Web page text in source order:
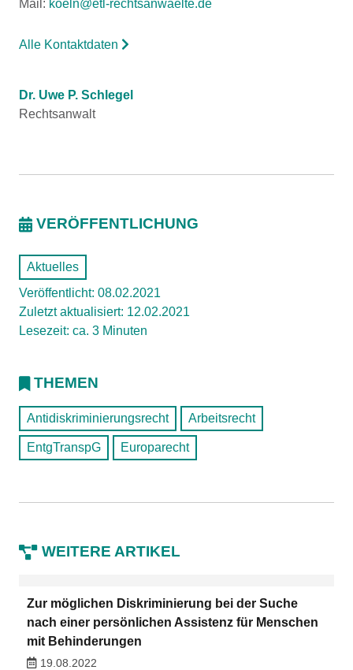
Mail: koeln@etl-rechtsanwaelte.de
Alle Kontaktdaten
Dr. Uwe P. Schlegel
Rechtsanwalt
VERÖFFENTLICHUNG
Aktuelles
Veröffentlicht: 08.02.2021
Zuletzt aktualisiert: 12.02.2021
Lesezeit: ca. 3 Minuten
THEMEN
Antidiskriminierungsrecht Arbeitsrecht
EntgTranspG Europarecht
WEITERE ARTIKEL
Zur möglichen Diskriminierung bei der Suche
nach einer persönlichen Assistenz für Menschen
mit Behinderungen
19.08.2022